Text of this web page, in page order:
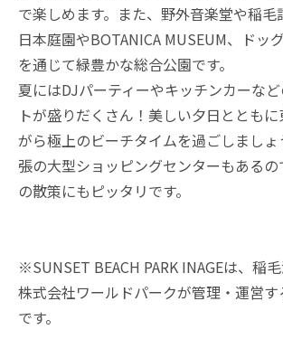
で楽しめます。また、野外音楽堂や稲毛
日本庭園やBOTANICA MUSEUM、ドッ
を通じて緑豊かな総合公園です。
夏にはDJパーティーやキッチンカーな
トが盛りだくさん！美しい夕日ととも
がら極上のビーチタイムを過ごしまし
張の大型ショッピングセンターもあるの
の散策にもピッタリです。
※SUNSET BEACH PARK INAGEは、稲
株式会社ワールドパークが管理・運営
です。